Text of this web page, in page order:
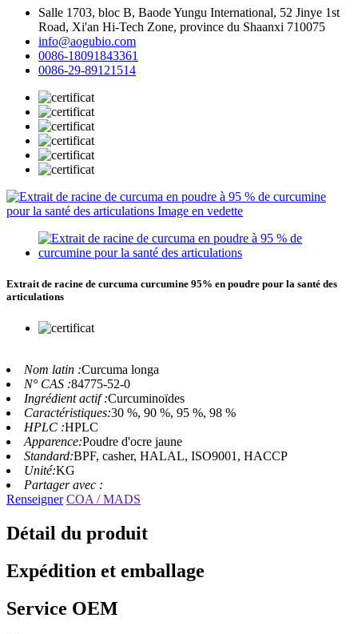
Salle 1703, bloc B, Baode Yungu International, 52 Jinye 1st
Road, Xi'an Hi-Tech Zone, province du Shaanxi 710075
info@aogubio.com
0086-18091843361
0086-29-89121514
Extrait de racine de curcuma curcumine 95% en poudre pour la santé des
articulations
Nom latin :Curcuma longa
N° CAS :84775-52-0
Ingrédient actif :Curcuminoïdes
Caractéristiques:30 %, 90 %, 95 %, 98 %
HPLC :HPLC
Apparence:Poudre d'ocre jaune
Standard:BPF, casher, HALAL, ISO9001, HACCP
Unité:KG
Partager avec :
Renseigner COA / MADS
Détail du produit
Expédition et emballage
Service OEM